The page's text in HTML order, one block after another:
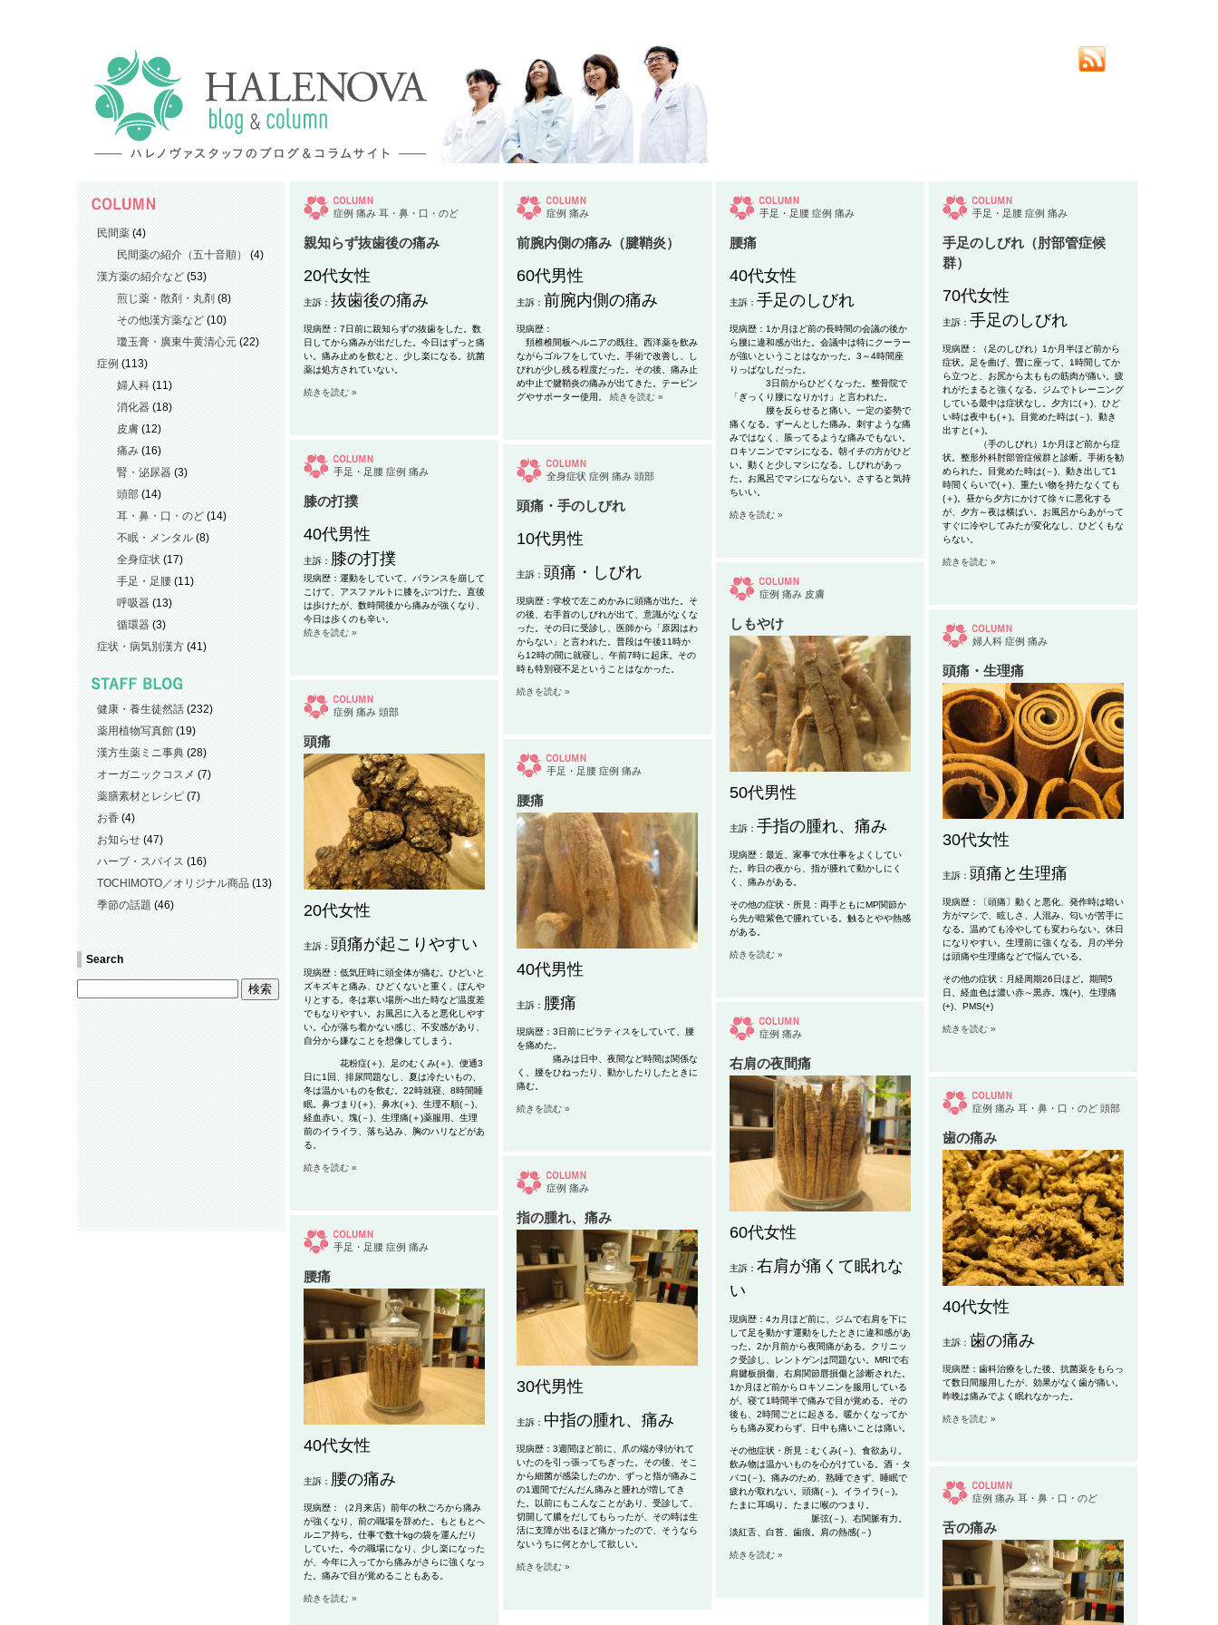
民間薬(4)
民間薬の紹介（五十音順）
(4)
漢方薬の紹介など(53)
煎じ薬・散剤・丸剤 (8)
その他漢方薬など(10)
瓊玉膏・廣東牛黄清心元(22)
症例 (113)
婦人科(11)
消化器(18)
皮膚(12)
痛み(16)
腎・泌尿器(3)
頭部(14)
耳・鼻・口・のど(14)
不眠・メンタル(8)
全身症状(17)
手足・足腰(11)
呼吸器(13)
循環器(3)
症状・病気別漢方(41)
健康・養生徒然話(232)
薬用植物写真館(19)
漢方生薬ミニ事典(28)
オーガニックコスメ (7)
薬膳素材とレシピ(7)
お香(4)
お知らせ(47)
ハーブ・スパイス (16)
TOCHIMOTO／オリジナル商品(13)
季節の話題 (46)
Search
症例 痛み 耳・鼻・口・のど
親知らず抜歯後の痛み
20代女性
主訴： 抜歯後の痛み
現病歴：7日前に親知らずの抜歯をした。数
日してから痛みが出だした。今日はずっと痛
い。痛み止めを飲むと、少し楽になる。抗菌
薬は処方されていない。
続きを読む »
症例 痛み
前腕内側の痛み（腱鞘炎）
60代男性
主訴： 前腕内側の痛み
現病歴：
頚椎椎間板ヘルニアの既往。西洋薬を飲み
ながらゴルフをしていた。手術で改善し、し
びれが少し残る程度だった。その後、痛み止
め中止で腱鞘炎の痛みが出てきた。テーピン
グやサポーター使用。
続きを読む »
手足・足腰 症例 痛み
腰痛
40代女性
主訴： 手足のしびれ
現病歴：1か月ほど前の長時間の会議の後か
ら腰に違和感が出た。会議中は特にクーラー
が強いということはなかった。3～4時間座
りっぱなしだった。
3日前からひどくなった。整骨院で
「ぎっくり腰になりかけ」と言われた。
腰を反らせると痛い。一定の姿勢で
痛くなる。ずーんとした痛み。刺すような痛
みではなく、脹ってるような痛みでもない。
ロキソニンでマシになる。朝イチの方がひど
い。動くと少しマシになる。しびれがあっ
た。お風呂でマシにならない。さすると気持
ちいい。
続きを読む »
手足・足腰 症例 痛み
手足のしびれ（肘部管症候
群）
70代女性
主訴： 手足のしびれ
現病歴：（足のしびれ）1か月半ほど前から
症状。足を曲げ、畳に座って、1時間してか
ら立つと、お尻から太ももの筋肉が痛い。疲
れがたまると強くなる。ジムでトレーニング
している最中は症状なし。夕方に(＋)、ひど
い時は夜中も(＋)。目覚めた時は(－)、動き
出すと(＋)。
（手のしびれ）1か月ほど前から症
状。整形外科肘部管症候群と診断。手術を勧
められた。目覚めた時は(－)、動き出して1
時間くらいで(＋)、重たい物を持たなくても
(＋)。昼から夕方にかけて徐々に悪化する
が、夕方～夜は横ばい。お風呂からあがって
すぐに冷やしてみたが変化なし、ひどくもな
らない。
続きを読む »
手足・足腰 症例 痛み
膝の打撲
40代男性
主訴： 膝の打撲
現病歴：運動をしていて、バランスを崩して
こけて、アスファルトに膝をぶつけた。直後
は歩けたが、数時間後から痛みが強くなり、
今日は歩くのも辛い。
続きを読む »
全身症状 症例 痛み 頭部
頭痛・手のしびれ
10代男性
主訴： 頭痛・しびれ
現病歴：学校で左こめかみに頭痛が出た。そ
の後、右手首のしびれが出て、 意識がなくな
った。その日に受診し、医師から「原因はわ
からない」と言われた。 普段は午後11時か
ら12時の間に就寝し、午前7時に起床。その
時も特別寝不足ということはなかった。
続きを読む »
症例 痛み 皮膚
しもやけ
50代男性
主訴： 手指の腫れ、痛み
現病歴：最近、家事で水仕事をよくしてい
た。昨日の夜から、指が腫れて動かしにく
く、痛みがある。
その他の症状・所見：両手ともにMP関節か
ら先が暗紫色で腫れている。触るとやや熱感
がある。
続きを読む »
婦人科 症例 痛み
頭痛・生理痛
30代女性
主訴： 頭痛と生理痛
現病歴：〔頭痛〕動くと悪化、発作時は暗い
方がマシで、眩しさ、人混み、匂いが苦手に
なる。温めても冷やしても変わらない。休日
になりやすい。生理前に強くなる。月の半分
は頭痛や生理痛などで悩んでいる。
その他の症状：月経周期26日ほど。期間5
日、経血色は濃い赤～黒赤。塊(+)、生理痛
(+)、PMS(+)
続きを読む »
症例 痛み 頭部
頭痛
20代女性
主訴： 頭痛が起こりやすい
現病歴：低気圧時に頭全体が痛む。ひどいと
ズキズキと痛み、ひどくないと重く、ぼんや
りとする。冬は寒い場所へ出た時など温度差
でもなりやすい。お風呂に入ると悪化しやす
い。心が落ち着かない感じ、不安感があり、
自分から嫌なことを想像してしまう。
花粉症(＋)、足のむくみ(＋)、便通3
日に1回、排尿問題なし、夏は冷たいもの、
冬は温かいものを飲む。22時就寝、8時間睡
眠。鼻づまり(＋)、鼻水(＋)、生理不順(－)、
経血赤い、塊(－)、生理痛(＋)薬服用、生理
前のイライラ、落ち込み、胸のハリなどがあ
る。
続きを読む »
手足・足腰 症例 痛み
腰痛
40代男性
主訴： 腰痛
現病歴：3日前にピラティスをしていて、腰
を痛めた。
痛みは日中、夜間など時間は関係な
く、腰をひねったり、動かしたりしたときに
痛む。
続きを読む »
症例 痛み
右肩の夜間痛
60代女性
主訴： 右肩が痛くて眠れな
い
現病歴：4カ月ほど前に、ジムで右肩を下に
して足を動かす運動をしたときに違和感があ
った。2か月前から夜間痛がある。クリニッ
ク受診し、レントゲンは問題ない。MRIで右
肩腱板損傷、右肩関節唇損傷と診断された。
1か月ほど前からロキソニンを服用している
が、寝て1時間半で痛みで目が覚める。その
後も、2時間ごとに起きる。暖かくなってか
らも痛み変わらず、日中も痛いことは痛い。
その他症状・所見：むくみ(－)、食欲あり。
飲み物は温かいものを心がけている。酒・タ
バコ(－)。痛みのため、熟睡できず、睡眠で
疲れが取れない。頭痛(－)。イライラ(－)。
たまに耳鳴り。たまに喉のつまり。
脈弦(－)、右関脈有力。
淡紅舌、白苔、歯痕。肩の熱感(－)
続きを読む »
症例 痛み 耳・鼻・口・のど 頭部
歯の痛み
40代女性
主訴： 歯の痛み
現病歴：歯科治療をした後、抗菌薬をもらっ
て数日間服用したが、効果がなく歯が痛い。
昨晩は痛みでよく眠れなかった。
続きを読む »
症例 痛み
指の腫れ、痛み
30代男性
主訴： 中指の腫れ、痛み
現病歴：3週間ほど前に、爪の端が剥がれて
いたのを引っ張ってちぎった。その後、そこ
から細菌が感染したのか、ずっと指が痛みこ
の1週間でだんだん痛みと腫れが増してき
た。以前にもこんなことがあり、受診して、
切開して膿をだしてもらったが、その時は生
活に支障が出るほど痛かったので、そうなら
ないうちに何とかして欲しい。
続きを読む »
手足・足腰 症例 痛み
腰痛
40代女性
主訴： 腰の痛み
現病歴：（2月来店）前年の秋ごろから痛み
が強くなり、前の職場を辞めた。もともとヘ
ルニア持ち。仕事で数十kgの袋を運んだり
していた。今の職場になり、少し楽になった
が、今年に入ってから痛みがさらに強くなっ
た。痛みで目が覚めることもある。
続きを読む »
症例 痛み 耳・鼻・口・のど
舌の痛み